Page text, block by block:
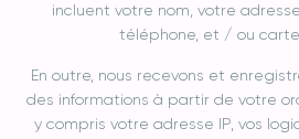
incluent votre nom, votre
téléphone, et / ou
En outre, nous recevons et
des informations à partir de votre
y compris votre adresse IP, vos